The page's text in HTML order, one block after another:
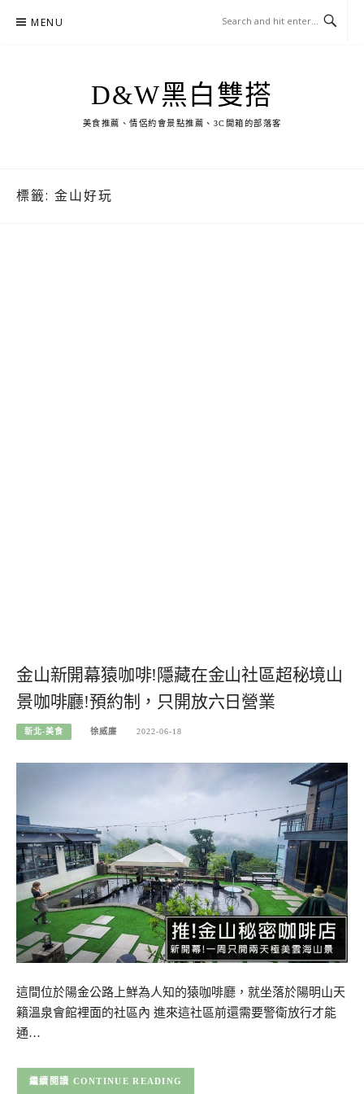
MENU
D&W黑白雙搭
美食推薦、情侶約會景點推薦、3C開箱的部落客
標籤: 金山好玩
金山新開幕猿咖啡!隱藏在金山社區超秘境山
景咖啡廳!預約制，只開放六日營業
新北-美食 徐威廉 2022-06-18
這間位於陽金公路上鮮為人知的猿咖啡廳，就坐落於陽明山天
籟溫泉會館裡面的社區內 進來這社區前還需要警衛放行才能
通…
CONTINUE READING